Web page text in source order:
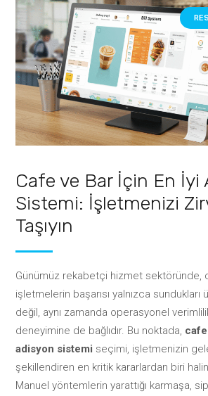
Cafe ve Bar İçin En İyi
Sistemi: İşletmenizi
Taşıyın
Günümüz rekabetçi hizmet sektöründe,
işletmelerin başarısı yalnızca sundukları
değil, aynı zamanda operasyonel
deneyimine de bağlıdır. Bu noktada,
adisyon sistemi seçimi, işletmenizin
şekillendiren en kritik kararlardan biri
Manuel yöntemlerin yarattığı karmaşa,